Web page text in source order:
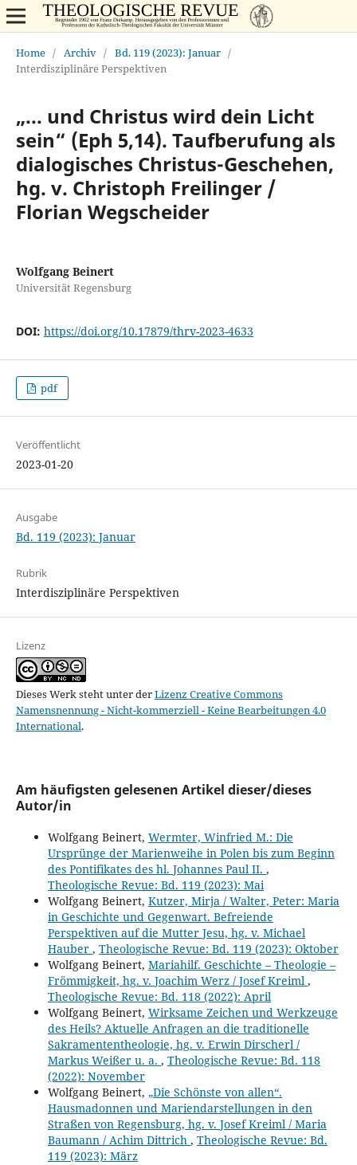
Home / Archiv / Bd. 119 (2023): Januar /
Interdisziplinäre Perspektiven
„... und Christus wird dein Licht
sein“ (Eph 5,14). Taufberufung als
dialogisches Christus-Geschehen,
hg. v. Christoph Freilinger /
Florian Wegscheider
Wolfgang Beinert
Universität Regensburg
DOI: https://doi.org/10.17879/thrv-2023-4633
pdf
Veröffentlicht
2023-01-20
Ausgabe
Bd. 119 (2023): Januar
Rubrik
Interdisziplinäre Perspektiven
Lizenz
Dieses Werk steht unter derLizenz Creative Commons
Namensnennung - Nicht-kommerziell - Keine Bearbeitungen 4.0
International.
Am häufigsten gelesenen Artikel dieser/dieses
Autor/in
Wolfgang Beinert, Wermter, Winfried M.: Die
Ursprünge der Marienweihe in Polen bis zum Beginn
des Pontifikates des hl. Johannes Paul II. ,
Theologische Revue: Bd. 119 (2023): Mai
Wolfgang Beinert, Kutzer, Mirja / Walter, Peter: Maria
in Geschichte und Gegenwart. Befreiende
Perspektiven auf die Mutter Jesu, hg. v. Michael
Hauber , Theologische Revue: Bd. 119 (2023): Oktober
Wolfgang Beinert, Mariahilf. Geschichte – Theologie –
Frömmigkeit, hg. v. Joachim Werz / Josef Kreiml ,
Theologische Revue: Bd. 118 (2022): April
Wolfgang Beinert, Wirksame Zeichen und Werkzeuge
des Heils? Aktuelle Anfragen an die traditionelle
Sakramententheologie, hg. v. Erwin Dirscherl /
Markus Weißer u. a. , Theologische Revue: Bd. 118
(2022): November
Wolfgang Beinert, „Die Schönste von allen“.
Hausmadonnen und Mariendarstellungen in den
Straßen von Regensburg, hg. v. Josef Kreiml / Maria
Baumann / Achim Dittrich , Theologische Revue: Bd.
119 (2023): März